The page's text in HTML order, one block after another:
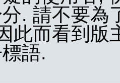
. 請不要為
此而看到版
語.